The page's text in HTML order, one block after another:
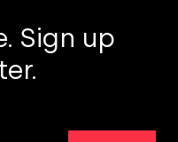
Sign up